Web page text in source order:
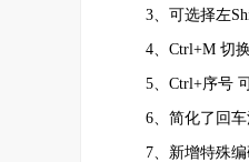
3、可选择左
4、Ctrl+M 切换
5、Ctrl+序号 可
6、简化了回车
7、新增特殊编